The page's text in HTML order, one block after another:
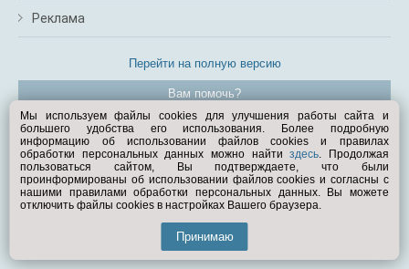
Реклама
Перейти на полную версию
Вам помочь?
© Exist.ru 1998—2026
Мы используем файлы cookies для улучшения работы сайта и
большего удобства его использования. Более подробную
информацию об использовании файлов cookies и правилах
обработки персональных данных можно найтиздесь. Продолжая
пользоваться сайтом, Вы подтверждаете, что были
проинформированы об использовании файлов cookies и согласны с
нашими правилами обработки персональных данных. Вы можете
отключить файлы cookies в настройках Вашего браузера.
Принимаю